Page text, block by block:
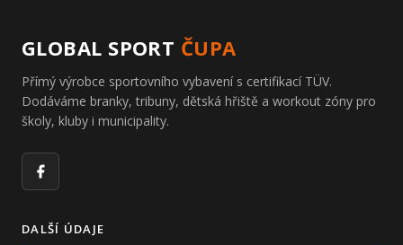
GLOBAL SPORT ČUPA
Přímý výrobce sportovního vybavení s certifikací TÜV.
Dodáváme branky, tribuny, dětská hřiště a workout zóny pro
školy, kluby i municipality.
Facebook
DALŠÍ ÚDAJE